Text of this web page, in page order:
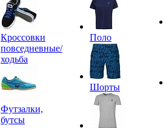
Кроссовки
повседневные/
ходьба
Футзалки,
бутсы
Поло
Шорты